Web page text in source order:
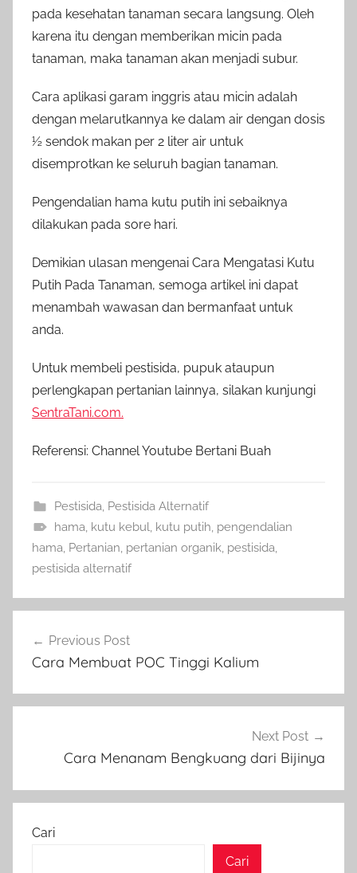
pada kesehatan tanaman secara langsung. Oleh
karena itu dengan memberikan micin pada
tanaman, maka tanaman akan menjadi subur.
Cara aplikasi garam inggris atau micin adalah
dengan melarutkannya ke dalam air dengan dosis
½ sendok makan per 2 liter air untuk
disemprotkan ke seluruh bagian tanaman.
Pengendalian hama kutu putih ini sebaiknya
dilakukan pada sore hari.
Demikian ulasan mengenai Cara Mengatasi Kutu
Putih Pada Tanaman, semoga artikel ini dapat
menambah wawasan dan bermanfaat untuk
anda.
Untuk membeli pestisida, pupuk ataupun
perlengkapan pertanian lainnya, silakan kunjungi
SentraTani.com.
Referensi: Channel Youtube Bertani Buah
Pestisida Pestisida Alternatif
hama kutu kebul kutu putih pengendalian
hama Pertanian pertanian organik pestisida
pestisida alternatif
pos
Previous Post
Cara Membuat POC Tinggi Kalium
Next Post
Cara Menanam Bengkuang dari Bijinya
Cari
Cari